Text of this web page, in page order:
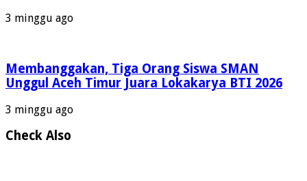
3 minggu ago
Membanggakan, Tiga Orang Siswa SMAN
Unggul Aceh Timur Juara Lokakarya BTI 2026
3 minggu ago
Check Also